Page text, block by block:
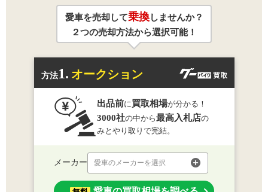
愛車を売却して乗換しませんか？
２つの売却方法から選択可能！
方法1. オークション
出品前に 買取相場が分かる！
3000社の中から最高入札店の
みとやり取りで完結。
メーカー 愛車のメーカーを選択